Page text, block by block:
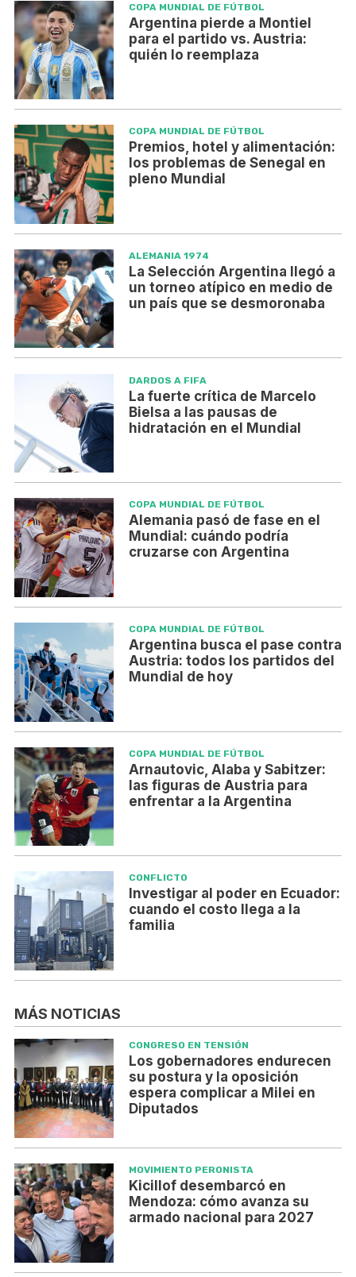
COPA MUNDIAL DE FÚTBOL
Argentina pierde a Montiel
para el partido vs. Austria:
quién lo reemplaza
COPA MUNDIAL DE FÚTBOL
Premios, hotel y alimentación:
los problemas de Senegal en
pleno Mundial
ALEMANIA 1974
La Selección Argentina llegó a
un torneo atípico en medio de
un país que se desmoronaba
DARDOS A FIFA
La fuerte crítica de Marcelo
Bielsa a las pausas de
hidratación en el Mundial
COPA MUNDIAL DE FÚTBOL
Alemania pasó de fase en el
Mundial: cuándo podría
cruzarse con Argentina
COPA MUNDIAL DE FÚTBOL
Argentina busca el pase contra
Austria: todos los partidos del
Mundial de hoy
COPA MUNDIAL DE FÚTBOL
Arnautovic, Alaba y Sabitzer:
las figuras de Austria para
enfrentar a la Argentina
CONFLICTO
Investigar al poder en Ecuador:
cuando el costo llega a la
familia
MÁS NOTICIAS
CONGRESO EN TENSIÓN
Los gobernadores endurecen
su postura y la oposición
espera complicar a Milei en
Diputados
MOVIMIENTO PERONISTA
Kicillof desembarcó en
Mendoza: cómo avanza su
armado nacional para 2027